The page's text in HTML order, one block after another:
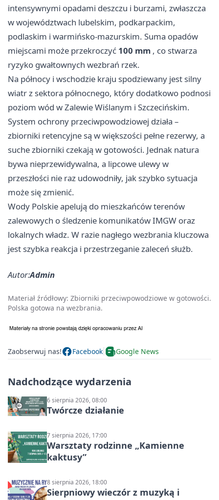
intensywnymi opadami deszczu i burzami, zwłaszcza
w województwach lubelskim, podkarpackim,
podlaskim i warmińsko-mazurskim. Suma opadów
miejscami może przekroczyć 100 mm , co stwarza
ryzyko gwałtownych wezbrań rzek.
Na północy i wschodzie kraju spodziewany jest silny
wiatr z sektora północnego, który dodatkowo podnosi
poziom wód w Zalewie Wiślanym i Szczecińskim.
System ochrony przeciwpowodziowej działa –
zbiorniki retencyjne są w większości pełne rezerwy, a
suche zbiorniki czekają w gotowości. Jednak natura
bywa nieprzewidywalna, a lipcowe ulewy w
przeszłości nie raz udowodniły, jak szybko sytuacja
może się zmienić.
Wody Polskie apelują do mieszkańców terenów
zalewowych o śledzenie komunikatów IMGW oraz
lokalnych władz. W razie nagłego wezbrania kluczowa
jest szybka reakcja i przestrzeganie zaleceń służb.
Autor:Admin
Materiał źródłowy: Zbiorniki przeciwpowodziowe w gotowości.
Polska gotowa na wezbrania.
Zaobserwuj nas! Facebook Google News
Nadchodzące wydarzenia
6 sierpnia 2026, 08:00
Twórcze działanie
7 sierpnia 2026, 17:00
Warsztaty rodzinne „Kamienne
kaktusy”
8 sierpnia 2026, 18:00
Sierpniowy wieczór z muzyką i